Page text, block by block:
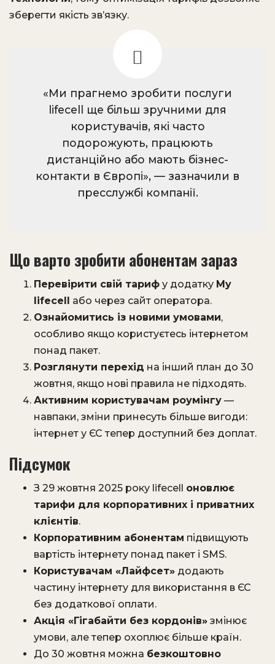
зберегти якість зв’язку.
«Ми прагнемо зробити послуги
lifecell ще більш зручними для
користувачів, які часто
подорожують, працюють
дистанційно або мають бізнес-
контакти в Європі», — зазначили в
пресслужбі компанії.
Що варто зробити абонентам зараз
Перевірити свій тариф у додатку My
lifecell або через сайт оператора.
Ознайомитись із новими умовами,
особливо якщо користуєтесь інтернетом
понад пакет.
Розглянути перехід на інший план до 30
жовтня, якщо нові правила не підходять.
Активним користувачам роумінгу —
навпаки, зміни принесуть більше вигоди:
інтернет у ЄС тепер доступний без доплат.
Підсумок
З 29 жовтня 2025 року lifecell оновлює
тарифи для корпоративних і приватних
клієнтів.
Корпоративним абонентам підвищують
вартість інтернету понад пакет і SMS.
Користувачам «Лайфсет» додають
частину інтернету для використання в ЄС
без додаткової оплати.
Акція «Гігабайти без кордонів» змінює
умови, але тепер охоплює більше країн.
До 30 жовтня можна безкоштовно